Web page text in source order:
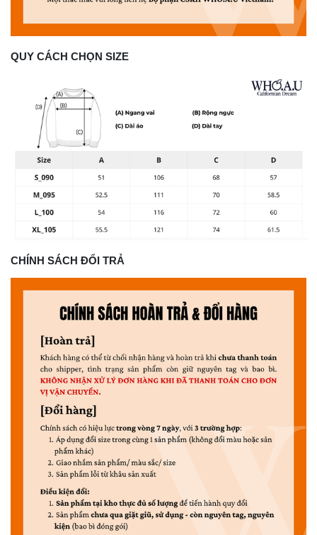
QUY CÁCH CHỌN SIZE
CHÍNH SÁCH ĐỔI TRẢ